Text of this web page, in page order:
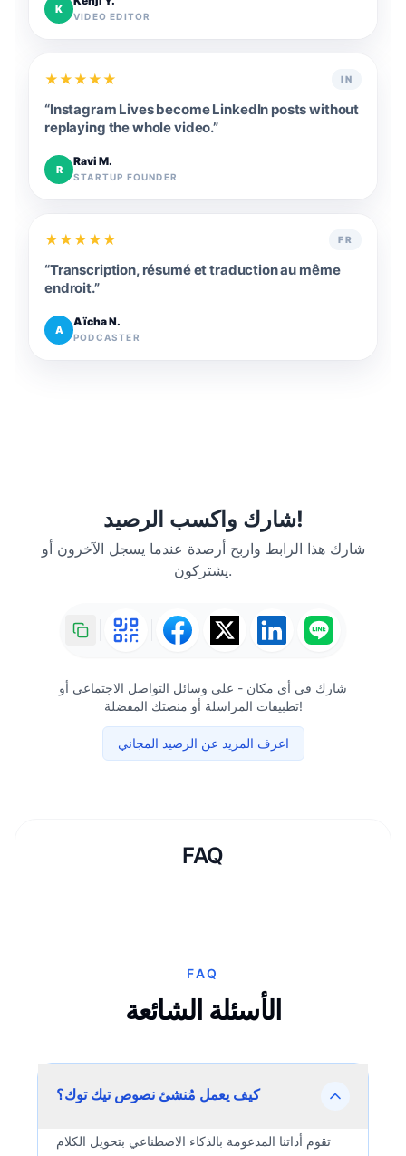
K
VIDEO EDITOR
★★★★★ IN
“Instagram Lives become LinkedIn posts without
replaying the whole video.”
R
Ravi M.
STARTUP FOUNDER
★★★★★ FR
“Transcription, résumé et traduction au même
endroit.”
A
Aïcha N.
PODCASTER
شارك واكسب الرصيد!
شارك هذا الرابط واربح أرصدة عندما يسجل الآخرون أو
يشتركون.
شارك في أي مكان - على وسائل التواصل الاجتماعي أو
تطبيقات المراسلة أو منصتك المفضلة!
اعرف المزيد عن الرصيد المجاني
FAQ
FAQ
الأسئلة الشائعة
كيف يعمل مُنشئ نصوص تيك توك؟
تقوم أداتنا المدعومة بالذكاء الاصطناعي بتحويل الكلام